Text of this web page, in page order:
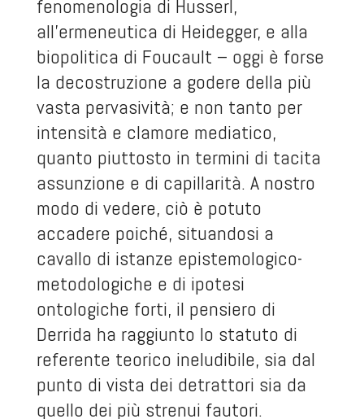
fenomenologia di Husserl,
all’ermeneutica di Heidegger, e alla
biopolitica di Foucault – oggi è forse
la decostruzione a godere della più
vasta pervasività; e non tanto per
intensità e clamore mediatico,
quanto piuttosto in termini di tacita
assunzione e di capillarità. A nostro
modo di vedere, ciò è potuto
accadere poiché, situandosi a
cavallo di istanze epistemologico-
metodologiche e di ipotesi
ontologiche forti, il pensiero di
Derrida ha raggiunto lo statuto di
referente teorico ineludibile, sia dal
punto di vista dei detrattori sia da
quello dei più strenui fautori.